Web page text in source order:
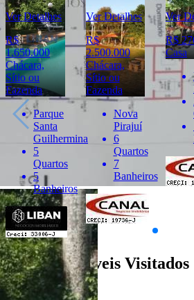
Ver Detalhes
R$
1.650.000
Chácara,
Sítio ou
Fazenda
Parque
Santa
Guilhermina
5
Quartos
5
Banheiros
Ver Detalhes
R$
2.500.000
Chácara,
Sítio ou
Fazenda
Nova
Pirajuí
6
Quartos
7
Banheiros
Ver
R$
Casa
Últimos Imóveis Visitados
venda